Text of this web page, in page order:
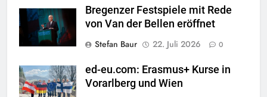
Bregenzer Festspiele mit Rede
von Van der Bellen eröffnet
Stefan Baur
22. Juli 2026 0
ed-eu.com: Erasmus+ Kurse in
Vorarlberg und Wien